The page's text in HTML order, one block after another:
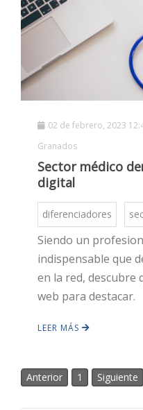
02 de febrero, 2023
Granados
Sector médico
digital
diferenciadores
Siendo un
indispensable que
en la red, descubre
web para destacar.
LEER MÁS
Anterior 1 Siguiente